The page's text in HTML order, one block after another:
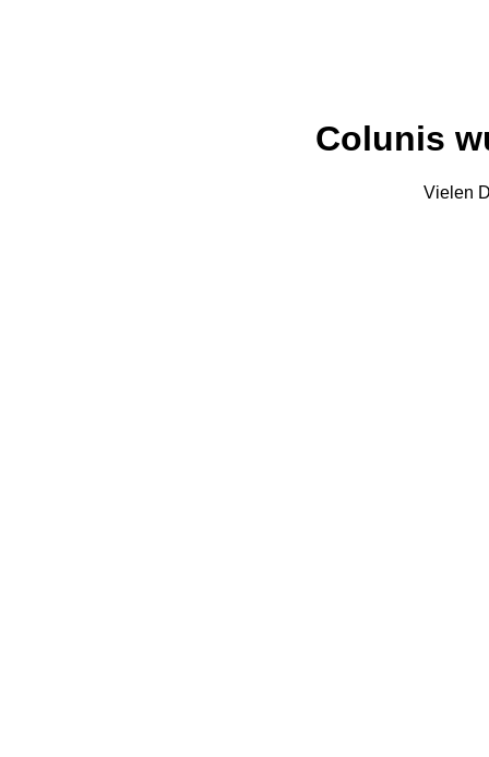
Colunis
Vielen